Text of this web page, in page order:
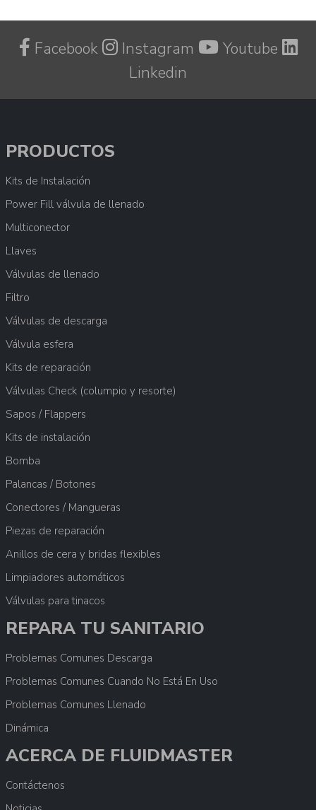
Facebook Instagram
Youtube
Linkedin
PRODUCTOS
Kits de Instalación
Power Fill válvula de llenado
Multiconector
Llaves
Válvulas de llenado
Filtro
Válvulas de descarga
Válvula esfera
Kits de reparación
Válvulas Check (columpio y resorte)
Sapos / Flappers
Kits de instalación
Bomba
Palancas / Botones
Conectores / Mangueras
Piezas de reparación
Anillos de cera y bridas flexibles
Limpiadores automáticos
Válvulas para tinacos
REPARA TU SANITARIO
Problemas Comunes Descarga
Problemas Comunes Cuando No Está En Uso
Problemas Comunes Llenado
Dinámica
ACERCA DE FLUIDMASTER
Contáctenos